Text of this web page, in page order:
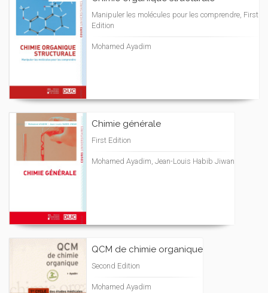
Manipuler les molécules pour les comprendre, First
Edition
Mohamed Ayadim
Chimie générale
First Edition
Mohamed Ayadim, Jean-Louis Habib Jiwan
QCM de chimie organique
Second Edition
Mohamed Ayadim